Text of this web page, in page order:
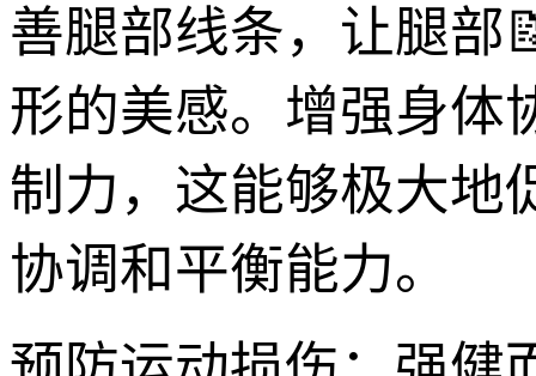
善腿部线条，让腿部
形的美感。增强身体
制力，这能够极大地
协调和平衡能力。